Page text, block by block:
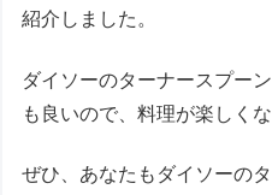
紹介しました。
ダイソーのターナースプー
も良いので、料理が楽しく
ぜひ、あなたもダイソーの